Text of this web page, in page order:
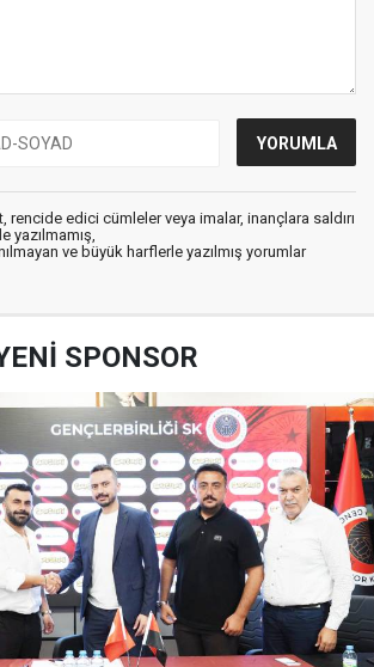
rencide edici cümleler veya imalar, inançlara saldırı
yazılmamış,
ve büyük harflerle yazılmış yorumlar
SPONSOR